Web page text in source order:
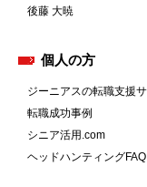
後藤 大暁
個人の方
ジーニアスの転職支援
転職成功事例
シニア活用.com
ヘッドハンティングFAQ